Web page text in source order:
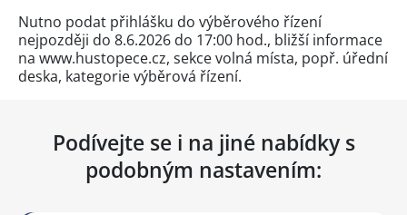
Nutno podat přihlášku do výběrového řízení
nejpozději do 8.6.2026 do 17:00 hod., bližší informace
na www.hustopece.cz, sekce volná místa, popř. úřední
deska, kategorie výběrová řízení.
Podívejte se i na jiné nabídky s
podobným nastavením: